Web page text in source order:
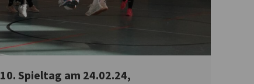
10. Spieltag am 24.02.24,